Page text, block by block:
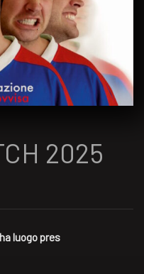
2025
luogo pres